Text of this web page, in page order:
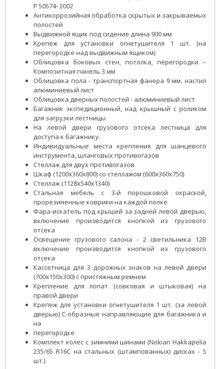
Р 50574- 2002
Антикоррозийная обработка скрытых и закрываемых
полостей
Выдвижной ящик под сидение длина 900 мм
Крепеж для установки огнетушителя 1 шт. (на
перегородке над выдвижным ящиком)
Облицовка боковых стен, потолка, перегородки –
Композитная панель 3 мм
Облицовка пола - транспортная фанера 9 мм, настил
алюминиевый лист
Облицовка дверных полостей - алюминиевый лист
Багажник экспедиционный, над крышный с роликом
для загрузки лестницы.
На левой двери грузового отсека лестница для
доступа к багажнику.
Индивидуальные места крепления для шанцевого
инструмента, шланговых противогазов
Стеллаж для двух противогазов
Шкаф (1200x360x800) со стеллажом (600x360x750)
Стеллаж (1128x540x1340)
Стальная мебель с 3-й порошковой окраской,
прорезиненные коврики на каждой полке
Фара-искатель под крышей за задней левой дверью,
включение производится кнопкой из грузового
отсека
Освещение грузового салона - 2 светильника 12В
включение производится кнопкой из грузового
отсека
Кассетница для 3 дорожных знаков на левой двери
(700x150x300) с пристяжным ремнем
Крепление для лопат (совковая и штыковая) на
правой двери
Крепеж для установки огнетушителя 1 шт. (за левой
дверью) С-образные направляющие для багажника и
на
перегородке
Комплект колес с зимними шинами (Nokian Hakkapelia
235/65 R16С на стальных (штампованных) дисках - 5
шт.)